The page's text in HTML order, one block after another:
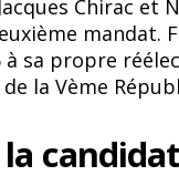
Chirac et
mandat.
sa propre
la Vème
la